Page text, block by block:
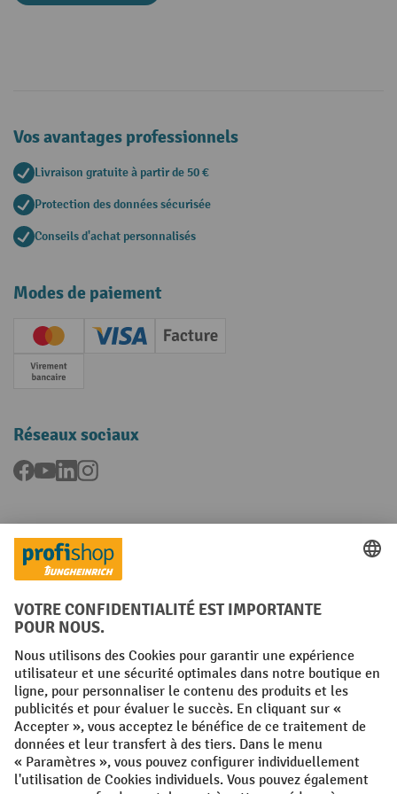
Vos avantages professionnels
Livraison gratuite à partir de 50 €
Protection des données sécurisée
Conseils d'achat personnalisés
Modes de paiement
Creditcard (Master)Creditcard (Visa)
Facture
Paiement anticipé
Réseaux sociaux
Facebook
YouTubeLinkedInInstagram
Langues
FR NL
Conditions générales Mentions légales
Protection des Données Politique de cookies
All prices excl. VAT plusshipping costsand possible delivery charges,
if not stated otherwise.
¹ La remise est valable jusqu'à épuisement des stocks. La remise ne